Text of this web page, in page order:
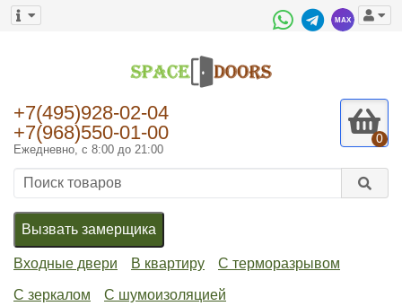
+7(495)928-02-04
+7(968)550-01-00
Ежедневно, с 8:00 до 21:00
0
Вызвать замерщика
Входные двери В квартиру С терморазрывом
С зеркалом С шумоизоляцией